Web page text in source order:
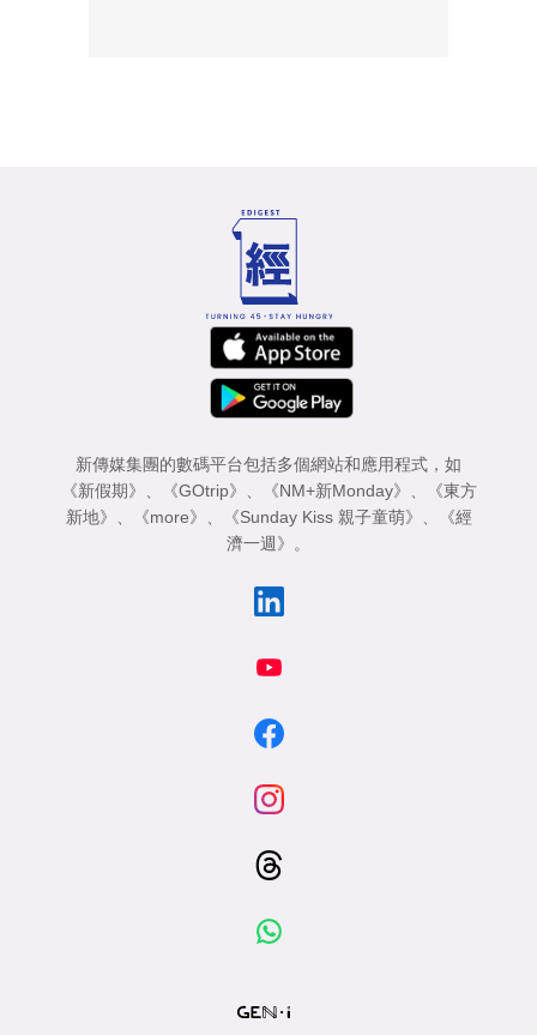
新傳媒集團的數碼平台包括多個網站和應用程式，如
《新假期》
《GOtrip》 《NM+新Monday》
《東方
新地》
《more》 《Sunday Kiss 親子童萌》
《經
濟一週》
。